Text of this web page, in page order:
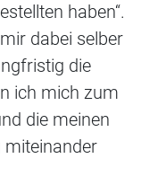
haben“.
dabei selber
die
ich mich zum
die meinen
miteinander